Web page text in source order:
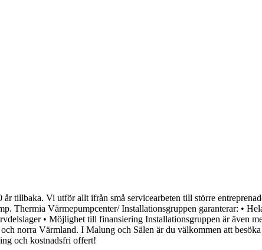
tillbaka. Vi utför allt ifrån små servicearbeten till större
Thermia Värmepumpcenter/ Installationsgruppen garanterar: •
• Möjlighet till finansiering Installationsgruppen är även
norra Värmland. I Malung och Sälen är du välkommen att
och kostnadsfri offert!